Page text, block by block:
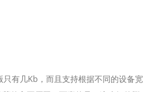
有几Kb，而且支持根据不同的设备宽